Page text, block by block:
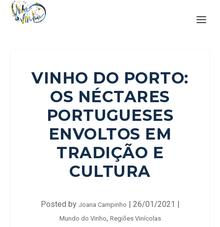
VINHO DO PORTO:
OS NÉCTARES
PORTUGUESES
ENVOLTOS EM
TRADIÇÃO E
CULTURA
Posted by Joana Campinho | 26/01/2021 |
Mundo do Vinho, Regiões Vinícolas